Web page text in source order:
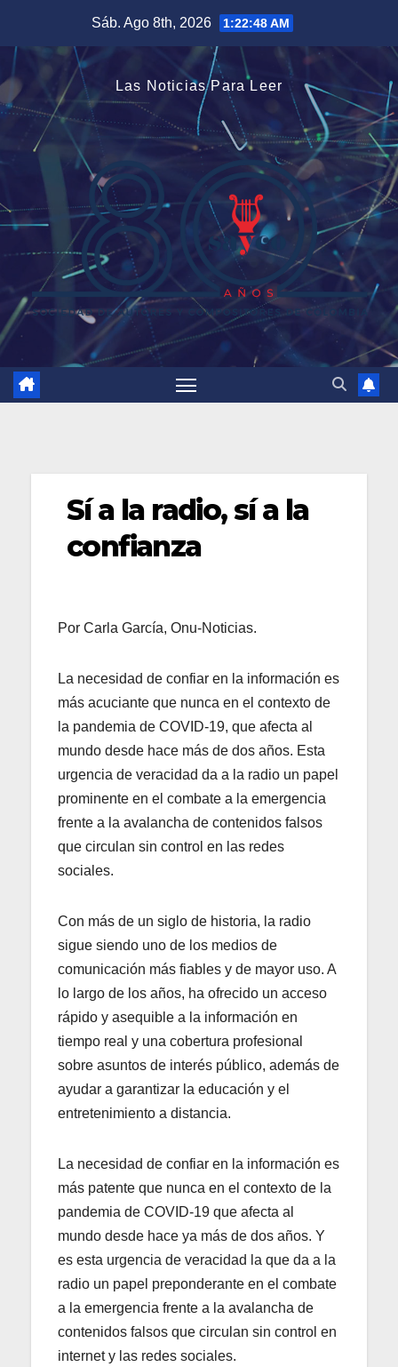
contenido
Sáb. Ago 8th, 2026 1:22:49 AM
Las Noticias Para Leer
Sí a la radio, sí a la
confianza
Por Carla García, Onu-Noticias.
La necesidad de confiar en la información es
más acuciante que nunca en el contexto de
la pandemia de COVID-19, que afecta al
mundo desde hace más de dos años. Esta
urgencia de veracidad da a la radio un papel
prominente en el combate a la emergencia
frente a la avalancha de contenidos falsos
que circulan sin control en las redes
sociales.
Con más de un siglo de historia, la radio
sigue siendo uno de los medios de
comunicación más fiables y de mayor uso. A
lo largo de los años, ha ofrecido un acceso
rápido y asequible a la información en
tiempo real y una cobertura profesional
sobre asuntos de interés público, además de
ayudar a garantizar la educación y el
entretenimiento a distancia.
La necesidad de confiar en la información es
más patente que nunca en el contexto de la
pandemia de COVID-19 que afecta al
mundo desde hace ya más de dos años. Y
es esta urgencia de veracidad la que da a la
radio un papel preponderante en el combate
a la emergencia frente a la avalancha de
contenidos falsos que circulan sin control en
internet y las redes sociales.